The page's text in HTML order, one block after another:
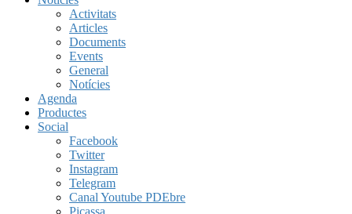
Activitats
Articles
Documents
Events
General
Notícies
Agenda
Productes
Social
Facebook
Twitter
Instagram
Telegram
Canal Youtube PDEbre
Picassa